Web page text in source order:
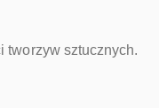
tworzyw sztucznych.